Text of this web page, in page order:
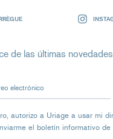
de las últimas
electrónico
autorizo ​​a Uriage a usar mi
el boletín informativo de